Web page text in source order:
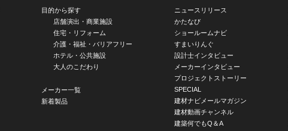
目的から探す
店舗演出・商業施設
住宅・リフォーム
介護・福祉・バリアフリー
ホテル・公共施設
大人のこだわり
メーカー一覧
新着製品
ニュースリリース
かたなび
ショールームナビ
すまいりんぐ
設計士インタビュー
メーカーインタビュー
プロジェクトストーリー
SPECIAL
建材ナビメールマガジン
建材動画チャンネル
建築何でもQ＆A